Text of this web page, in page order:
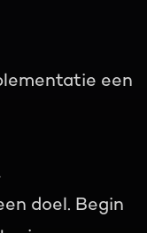
een
doel. Begin